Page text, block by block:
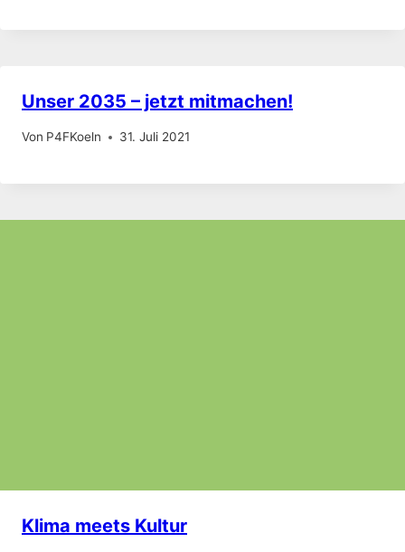
Unser 2035 – jetzt mitmachen!
Von P4FKoeln 31. Juli 2021
Klima meets Kultur